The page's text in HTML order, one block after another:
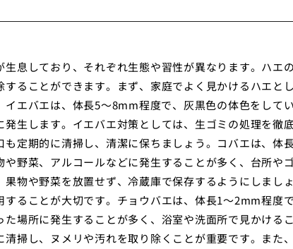
生息しており、それぞれ生態や習性が異なります。ハエ
することができます。まず、家庭でよく見かけるハエと
イエバエは、体長5〜8mm程度で、灰黒色の体色をして
生します。イエバエ対策としては、生ゴミの処理を徹
も定期的に清掃し、清潔に保ちましょう。コバエは、体
野菜、アルコールなどに発生することが多く、台所や
果物や野菜を放置せず、冷蔵庫で保存するようにしまし
ることが大切です。チョウバエは、体長1〜2mm程度
た場所に発生することが多く、浴室や洗面所で見かける
掃し、ヌメリや汚れを取り除くことが重要です。また